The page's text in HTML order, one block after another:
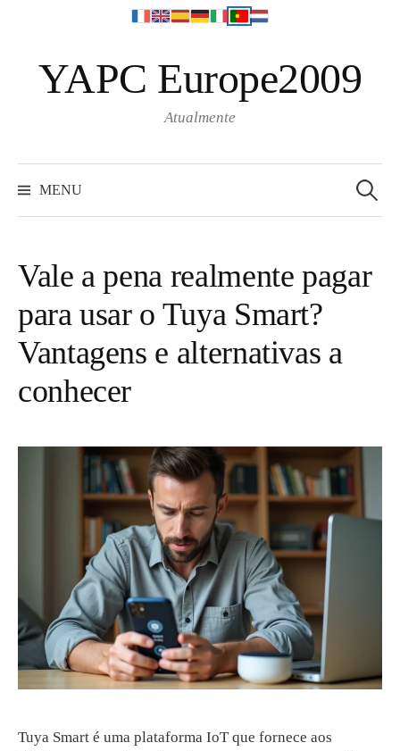
o
c
n
t
YAPC Europe2009
Atualmente
MENU
e
a
r
:
Vale a pena realmente pagar
para usar o Tuya Smart?
Vantagens e alternativas a
conhecer
Tuya Smart é uma plataforma IoT que fornece aos